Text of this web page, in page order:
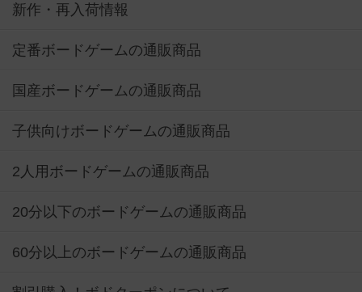
新作・再入荷情報
定番ボードゲームの通販商品
国産ボードゲームの通販商品
子供向けボードゲームの通販商品
2人用ボードゲームの通販商品
20分以下のボードゲームの通販商品
60分以上のボードゲームの通販商品